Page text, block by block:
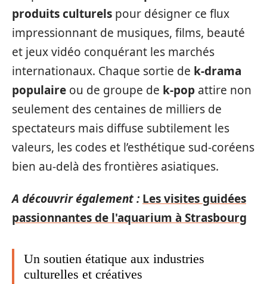
produits culturels pour désigner ce flux
impressionnant de musiques, films, beauté
et jeux vidéo conquérant les marchés
internationaux. Chaque sortie de k-drama
populaire ou de groupe de k-pop attire non
seulement des centaines de milliers de
spectateurs mais diffuse subtilement les
valeurs, les codes et l’esthétique sud-coréens
bien au-delà des frontières asiatiques.
A découvrir également : Les visites guidées
passionnantes de l'aquarium à Strasbourg
Un soutien étatique aux industries
culturelles et créatives